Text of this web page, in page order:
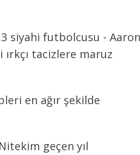
3 siyahi futbolcusu - Aaron
tacizlere maruz
en ağır şekilde
geçen yıl